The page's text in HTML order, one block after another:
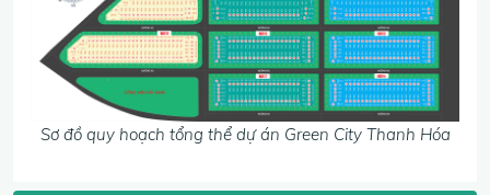
Sơ đồ quy hoạch tổng thể dự án Green City Thanh Hóa